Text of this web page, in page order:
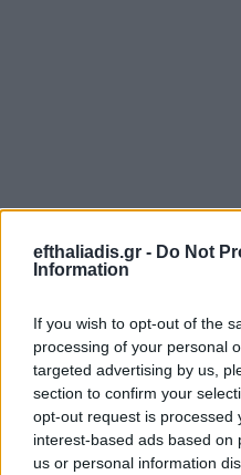
efthaliadis.gr - Do Not
Information
If you wish to opt-out of the
processing of your personal
targeted advertising by us,
section to confirm your
opt-out request is processed
interest-based ads based on
us or personal information
Επιλογές
Ανακαλύψτε τα κοσμήματα
Εδώ θα βρείτε τις